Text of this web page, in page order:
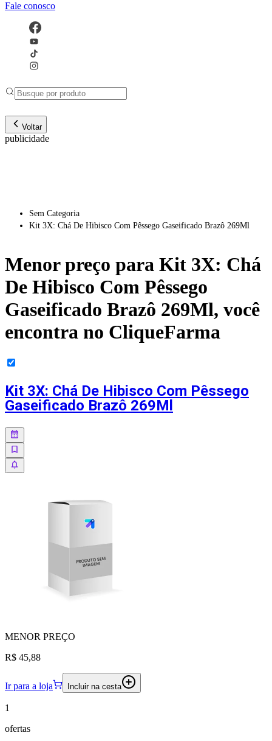
Fale conosco
Voltar
publicidade
Sem Categoria
Kit 3X: Chá De Hibisco Com Pêssego Gaseificado Brazô 269Ml
Menor preço para Kit 3X: Chá
De Hibisco Com Pêssego
Gaseificado Brazô 269Ml, você
encontra no CliqueFarma
Kit 3X: Chá De Hibisco Com Pêssego
Gaseificado Brazô 269Ml
MENOR PREÇO
R$ 45,88
Ir para a loja Incluir na cesta
1
ofertas